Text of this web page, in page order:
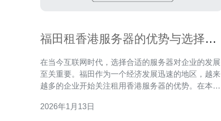
福田租香港服务器的优势与选择指
在当今互联网时代，选择合适的服务器对企业的发展
至关重要。福田作为一个经济发展迅速的地区，越来
越多的企业开始关注租用香港服务器的优势。在本文
选择合适的服务器，以帮助企业在激烈的市场竞争中
2026年1月13日